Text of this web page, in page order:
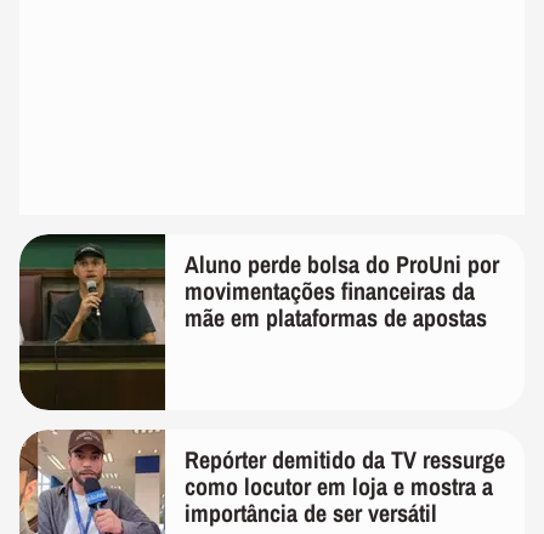
Aluno perde bolsa do ProUni por
movimentações financeiras da
mãe em plataformas de apostas
Repórter demitido da TV ressurge
como locutor em loja e mostra a
importância de ser versátil